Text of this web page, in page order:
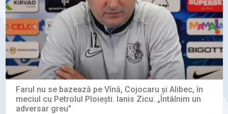
Farul nu se bazează pe Vînă, Cojocaru și Alibec, în
meciul cu Petrolul Ploiești. Ianis Zicu: „Întâlnim un
adversar greu”